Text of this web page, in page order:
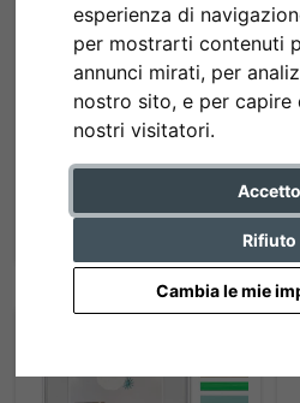
esperienza di
per mostrarti contenuti
annunci mirati, per
nostro sito, e per capire
nostri visitatori.
Accetto
Rifiuto
Cambia le mie